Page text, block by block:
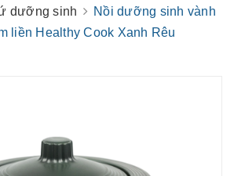
dưỡng sinh
Nồi dưỡng sinh vành
liền Healthy Cook Xanh Rêu